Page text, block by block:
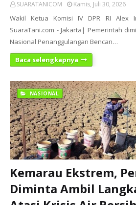
SUARATANICOM Kamis, Juli 30, 2026
Wakil Ketua Komisi IV DPR RI Alex
SuaraTani.com - Jakarta| Pemerintah
Nasional Penanggulangan Bencan…
Baca selengkapnya
NASIONAL
Kemarau Ekstrem,
Diminta Ambil